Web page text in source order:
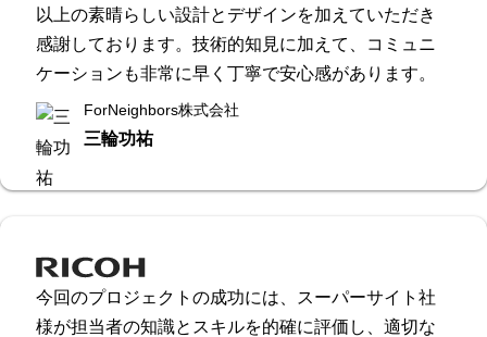
以上の素晴らしい設計とデザインを加えていただき
感謝しております。技術的知見に加えて、コミュニ
ケーションも非常に早く丁寧で安心感があります。
ForNeighbors株式会社
三輪功祐
今回のプロジェクトの成功には、スーパーサイト社
様が担当者の知識とスキルを的確に評価し、適切な